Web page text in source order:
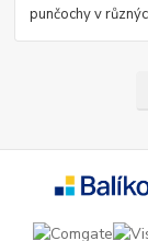
punčochy v